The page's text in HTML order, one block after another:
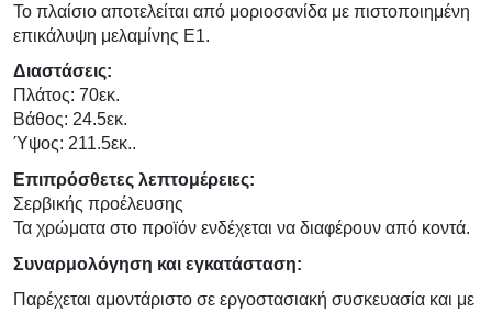
Το πλαίσιο αποτελείται από μοριοσανίδα με πιστοποιημένη
επικάλυψη μελαμίνης Ε1.
Διαστάσεις:
Πλάτος: 70εκ.
Βάθος: 24.5εκ.
Ύψος: 211.5εκ..
Επιπρόσθετες λεπτομέρειες:
Σερβικής προέλευσης
Τα χρώματα στο προϊόν ενδέχεται να διαφέρουν από κοντά.
Συναρμολόγηση και εγκατάσταση:
Παρέχεται αμοντάριστο σε εργοστασιακή συσκευασία και με